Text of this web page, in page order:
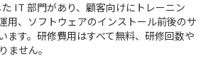
IT 部門があり、顧客向けにトレーニン
用、ソフトウェアのインストール前後のサ
ます。研修費用はすべて無料、研修回数や
ません。